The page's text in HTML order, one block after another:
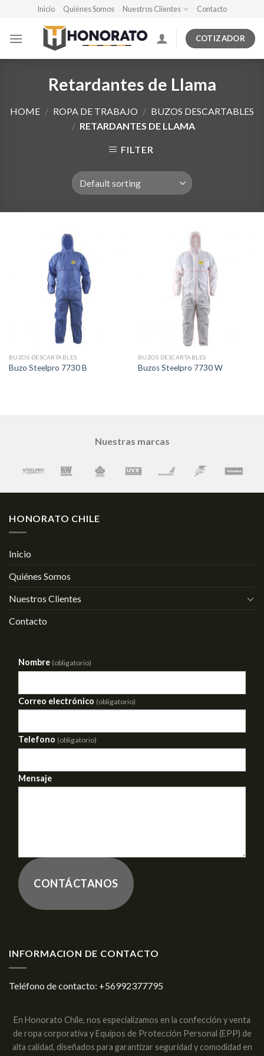
content
Inicio Quiénes Somos Nuestros Clientes Contacto
COTIZADOR
Retardantes de Llama
HOME / ROPA DE TRABAJO / BUZOS DESCARTABLES
/ RETARDANTES DE LLAMA
FILTER
BUZOS DESCARTABLES
Buzo Steelpro 7730 B
BUZOS DESCARTABLES
Buzos Steelpro 7730 W
Nuestras marcas
HONORATO CHILE
Inicio
Quiénes Somos
Nuestros Clientes
Contacto
Nombre (obligatorio)
Correo electrónico (obligatorio)
Telefono (obligatorio)
Mensaje
CONTÁCTANOS
INFORMACION DE CONTACTO
Teléfono de contacto: +56992377795
En Honorato Chile, nos especializamos en la confección y venta
de ropa corporativa y Equipos de Protección Personal (EPP) de
alta calidad, diseñados para garantizar seguridad y comodidad en